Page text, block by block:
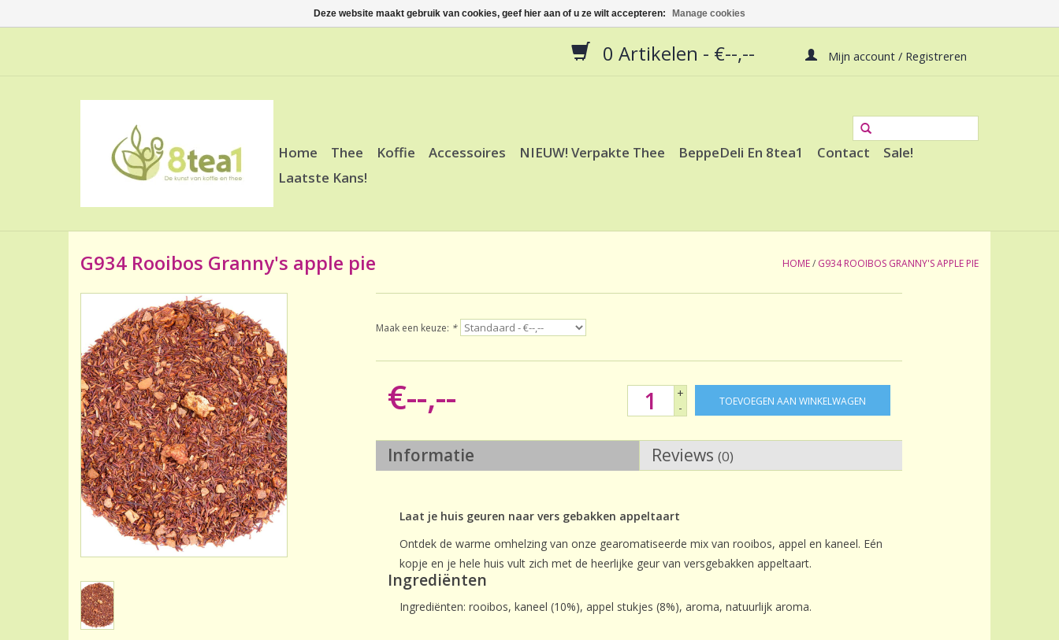
0 Artikelen - €--,-- Mijn account / Registreren
Home Thee Koffie Accessoires NIEUW! Verpakte Thee BeppeDeli En 8tea1 Contact
Sale!
Laatste Kans!
G934 Rooibos Granny's apple pie HOME/ G934 ROOIBOS GRANNY'S APPLE PIE
Maak een keuze: *
€--,--
+
-
TOEVOEGEN AAN WINKELWAGEN
Informatie Reviews (0)
Laat je huis geuren naar vers gebakken appeltaart
Ontdek de warme omhelzing van onze gearomatiseerde mix van rooibos, appel en kaneel. Eén
kopje en je hele huis vult zich met de heerlijke geur van versgebakken appeltaart.
Ingrediënten
Ingrediënten: rooibos, kaneel (10%), appel stukjes (8%), aroma, natuurlijk aroma.
Deze website maakt gebruik van cookies, geef hier aan of u ze wilt accepteren: Manage cookies